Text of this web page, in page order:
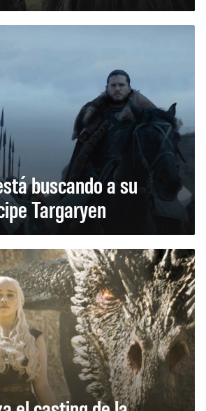
buscando a su
Targaryen